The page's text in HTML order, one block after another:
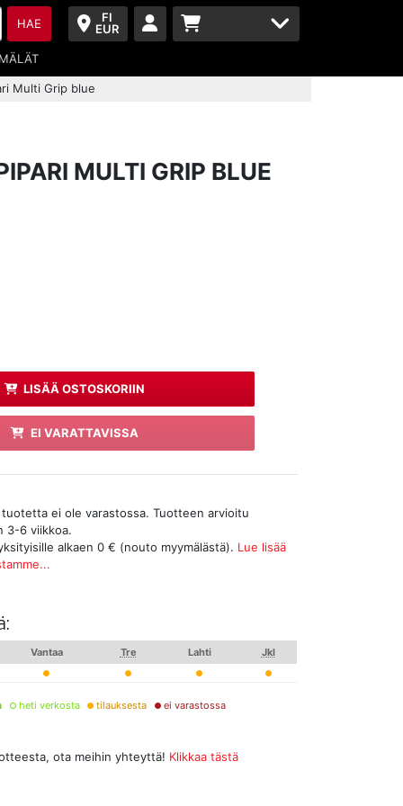
FI
EUR
HAE
Multi Grip blue
MULTI GRIP BLUE
LISÄÄ OSTOSKORIIN
EI VARATTAVISSA
tuotetta ei ole varastossa. Tuotteen arvioitu
3-6 viikkoa.
alkaen 0 € (nouto myymälästä). Lue lisää
Vantaa Tre Lahti Jkl
heti verkosta tilauksesta ei varastossa
ota meihin yhteyttä! Klikkaa tästä